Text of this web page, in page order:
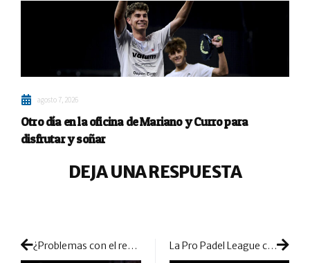
agosto 7, 2026
Otro día en la oficina de Mariano y Curro para
disfrutar y soñar
DEJA UNA RESPUESTA
¿Problemas con el resto? Apunta los consejos de Manu Martín y mejora en tus partidos La Pro Padel League crece y cruzará el charco en la temporada 2025